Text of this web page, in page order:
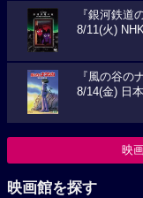
『銀河鉄道
8/11(火)
『風の谷の
8/14(金) 日
映
映画館を探す